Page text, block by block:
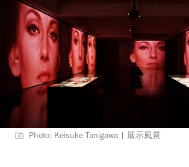
Photo: Keisuke Tanigawa | 展示風景